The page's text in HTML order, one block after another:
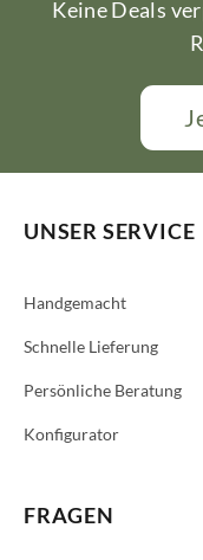
Keine Deals
UNSER SERVICE
Handgemacht
Schnelle Lieferung
Persönliche Beratung
Konfigurator
FRAGEN